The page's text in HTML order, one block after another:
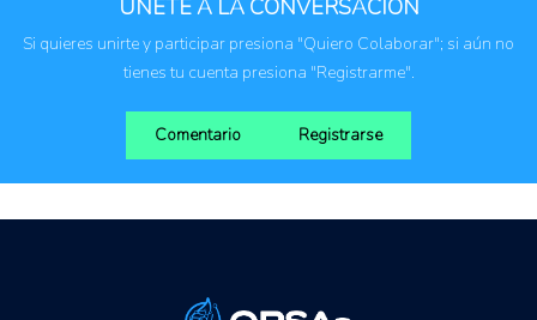
ÚNETE A LA CONVERSACIÓN
Si quieres unirte y participar presiona "Quiero Colaborar"; si aún no
tienes tu cuenta presiona "Registrarme".
Comentario Registrarse